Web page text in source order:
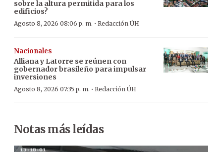
sobre la altura permitida para los
edificios?
Agosto 8, 2026 08:06 p. m. · Redacción ÚH
Nacionales
Alliana y Latorre se reúnen con
gobernador brasileño para impulsar
inversiones
Agosto 8, 2026 07:35 p. m. · Redacción ÚH
Notas más leídas